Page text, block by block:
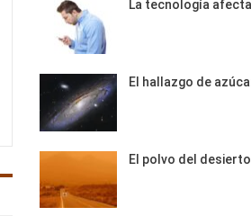
La tecnología
El hallazgo de
El polvo del